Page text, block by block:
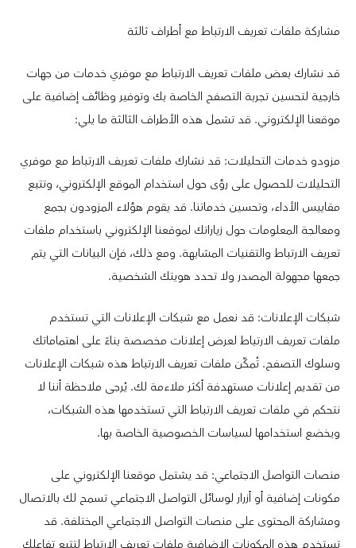
مشاركة ملفات تعريف الارتباط مع أطراف ثالثة
قد نشارك بعض ملفات تعريف الارتباط مع موفري خدمات من جهات
خارجية لتحسين تجربة التصفح الخاصة بك وتوفير وظائف إضافية على
موقعنا الإلكتروني. قد تشمل هذه الأطراف الثالثة ما يلي:
مزودو خدمات التحليلات: قد نشارك ملفات تعريف الارتباط مع موفري
التحليلات للحصول على رؤى حول استخدام الموقع الإلكتروني، وتتبع
مقاييس الأداء، وتحسين خدماتنا. قد يقوم هؤلاء المزودون بجمع
ومعالجة المعلومات حول زياراتك لموقعنا الإلكتروني باستخدام ملفات
تعريف الارتباط والتقنيات المشابهة. ومع ذلك، فإن البيانات التي يتم
جمعها مجهولة المصدر ولا تحدد هويتك الشخصية.
شبكات الإعلانات: قد نعمل مع شبكات الإعلانات التي تستخدم
ملفات تعريف الارتباط لعرض إعلانات مخصصة بناءً على اهتماماتك
وسلوك التصفح. تُمكِّن ملفات تعريف الارتباط هذه شبكات الإعلانات
من تقديم إعلانات مستهدفة أكثر ملاءمة لك. يُرجى ملاحظة أننا لا
نتحكم في ملفات تعريف الارتباط التي تستخدمها هذه الشبكات،
ويخضع استخدامها لسياسات الخصوصية الخاصة بها.
منصات التواصل الاجتماعي: قد يشتمل موقعنا الإلكتروني على
مكونات إضافية أو أزرار لوسائل التواصل الاجتماعي تسمح لك بالاتصال
ومشاركة المحتوى على منصات التواصل الاجتماعي المختلفة. قد
تستخدم هذه المكونات الإضافية ملفات تعريف الارتباط لتتبع تفاعلك